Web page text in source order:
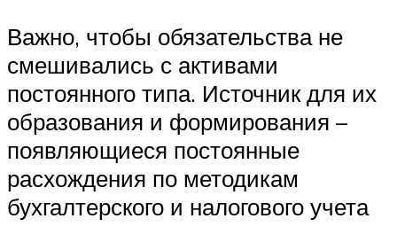
Важно, чтобы обязательства не
смешивались с активами
постоянного типа. Источник для их
образования и формирования –
появляющиеся постоянные
расхождения по методикам
бухгалтерского и налогового учета